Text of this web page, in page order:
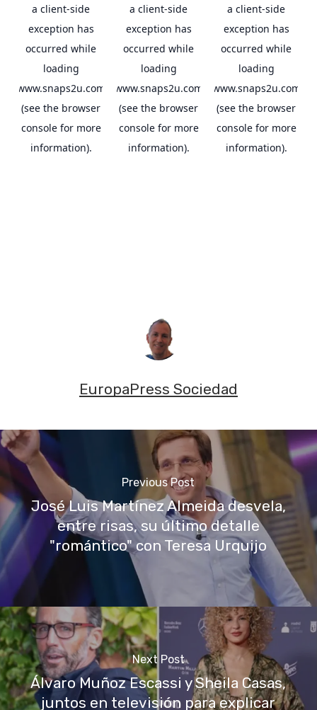
EuropaPress Sociedad
Previous Post
José Luis Martínez Almeida desvela,
entre risas, su último detalle
"romántico" con Teresa Urquijo
Next Post
Álvaro Muñoz Escassi y Sheila Casas,
juntos en televisión para explicar